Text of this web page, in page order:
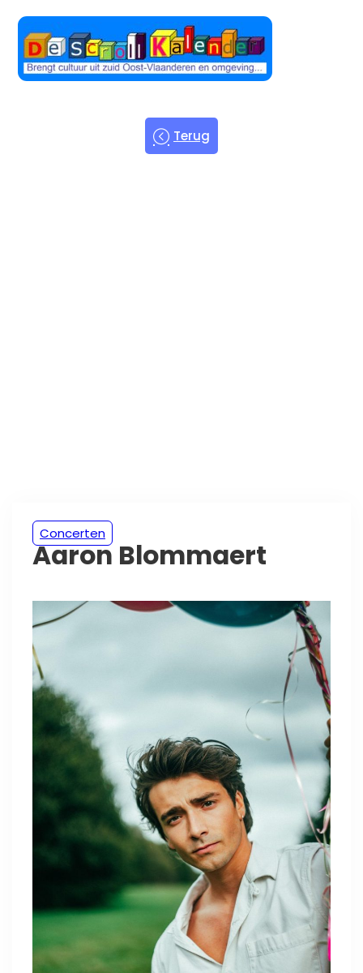
Terug
Concerten
Aaron Blommaert